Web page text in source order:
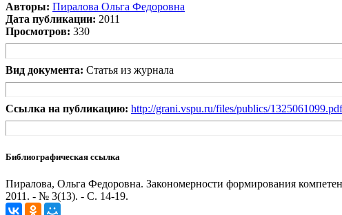
Авторы: Пиралова Ольга Федоровна
Дата публикации: 2011
Просмотров: 330
Вид документа: Статья из журнала
Ссылка на публикацию: http://grani.vspu.ru/files/publics/1325061099.pdf
Библиографическая ссылка
Пиралова, Ольга Федоровна. Закономерности формирования
2011. - № 3(13). - С. 14-19.